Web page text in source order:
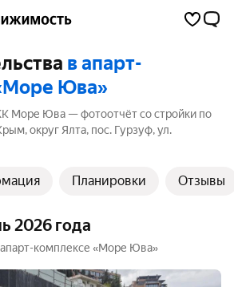
в апарт-
Юва»
Море Юва — фотоотчёт со стройки по
округ Ялта, пос. Гурзуф, ул.
1 из них ещё строится. Ближайший
Планировки Отзывы
2026 года
апарт-комплексе «Море Юва»